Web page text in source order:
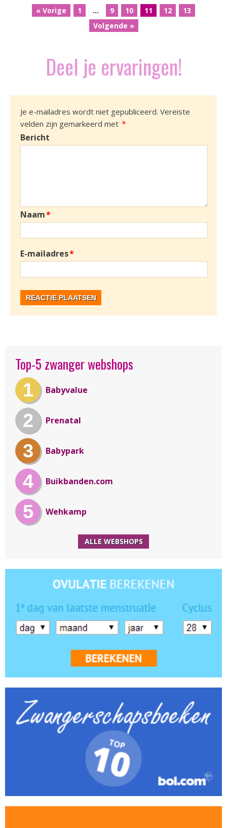
« Vorige 1 … 9 10 11 12
13
Volgende »
Deel je ervaringen!
Je e-mailadres wordt niet gepubliceerd. Vereiste
velden zijn gemarkeerd met *
Bericht
Naam*
E-mailadres*
Top-5 zwanger webshops
1 Babyvalue
2 Prenatal
3 Babypark
4 Buikbanden.com
5 Wehkamp
ALLE WEBSHOPS